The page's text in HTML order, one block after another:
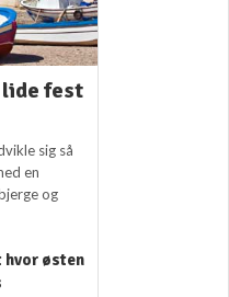
lide fest
sig så
en
og
hvor østen